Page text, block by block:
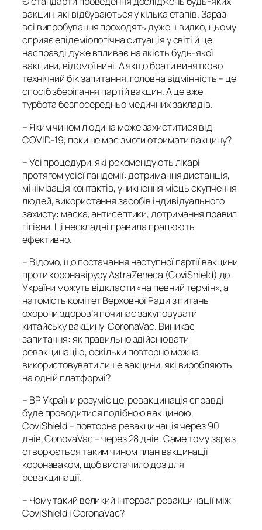
вакцин, які відбуваються у кілька етапів. Зараз
всі випробування проходять дуже швидко, цьому
сприяє епідеміологічна ситуація у світі й це
насправді дуже впливає на якість будь-якої
вакцини, відомої нині. А якщо брати винятково
технічний бік запитання, головна відмінність – це
спосіб зберігання партій вакцин. А це вже
турбота безпосередньо медичних закладів.
–Яким чином людина може захиститися від
COVID-19, поки не має змоги отримати вакцину?
– Усі процедури, які рекомендують лікарі
протягом усієї пандемії: дотримання дистанція,
мінімізація контактів, уникнення місць скупчення
людей, використання засобів індивідуального
захисту: маска, антисептики, дотримання правил
гігієни. Ці нескладні правила працюють
ефективно.
– Відомо, що постачання наступної партії вакцини
проти коронавірусу AstraZeneca (CoviShield) до
України можуть відкласти «на певний термін», а
натомість комітет Верховної Ради з питань
охорони здоров’я починає закуповувати
китайську вакцину CoronaVac. Виникає
запитання: як правильно здійснювати
ревакцинацію, оскільки повторно можна
використовувати лише вакцини, які виробляють
на одній платформі?
– ВР України розуміє це, ревакцинація справді
буде проводитися подібною вакциною,
CoviShield – повторна ревакцинація через 90
днів, ConovaVac – через 28 днів. Саме тому зараз
створюється таким чином план вакцинації
коронаваком, щоб вистачило доз для
ревакцинації.
– Чому такий великий інтервал ревакцинації між
CoviShield і CoronaVac?